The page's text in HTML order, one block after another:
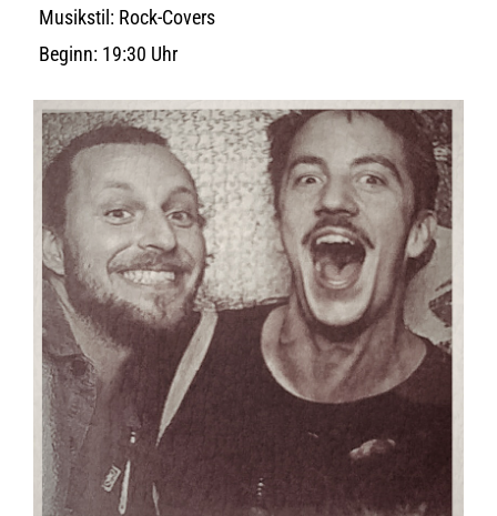
Musikstil: Rock-Covers
Beginn: 19:30 Uhr